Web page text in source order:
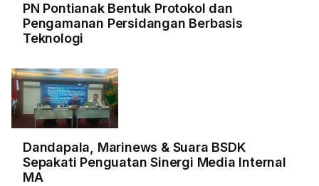
PN Pontianak Bentuk Protokol dan
Pengamanan Persidangan Berbasis
Teknologi
Dandapala, Marinews & Suara BSDK
Sepakati Penguatan Sinergi Media Internal
MA